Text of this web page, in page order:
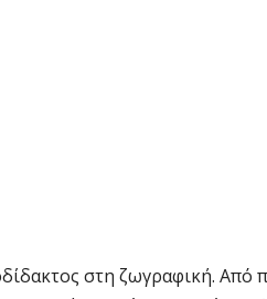
στη ζωγραφική.